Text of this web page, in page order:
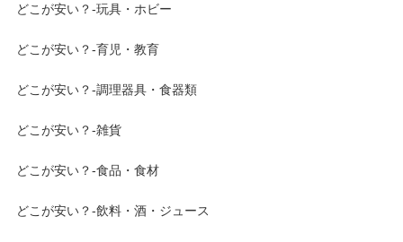
どこが安い？-玩具・ホビー
どこが安い？-育児・教育
どこが安い？-調理器具・食器類
どこが安い？-雑貨
どこが安い？-食品・食材
どこが安い？-飲料・酒・ジュース